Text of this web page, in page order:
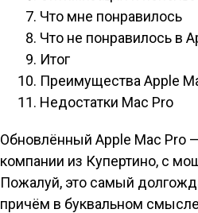
Что мне понравилось
Что не понравилось в
Итог
Преимущества Apple
Недостатки Mac Pro
Обновлённый Apple Mac Pro
компании из Купертино, с
Пожалуй, это самый
причём в буквальном